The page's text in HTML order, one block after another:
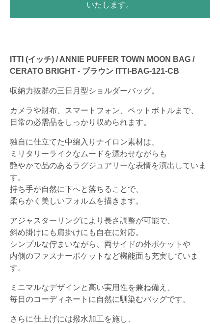
いたします。
ITTI (イッチ) / ANNIE PUFFER TOWN MOON BAG /
CERATO BRIGHT - ブラウン ITTI-BAG-121-CB
収納力抜群の三日月型ショルダーバッグ。
カメラや財布、スマートフォン、ペットボトルまで、
日常の必需品をしっかり収められます。
独自に仕立てた中綿入りナイロン素材は、
ミリタリーライクなムードを漂わせながらも
艶やかで品のあるラグジュアリーな表情を演出していま
す。
持ち手が自然に下へと落ちることで、
柔らかく美しいフォルムを描きます。
アジャスターリングにより長さ調整が可能で、
斜め掛けにも肩掛けにも自在に対応。
シンプルな佇まいながら、両サイドの外ポケットや
内側のファスナーポケットなど機能面も充実していま
す。
ミニマルなデザインと高い実用性を兼ね備え、
毎日のコーディネートに自然に馴染むバッグです。
さらに仕上げには撥水加工を施し、